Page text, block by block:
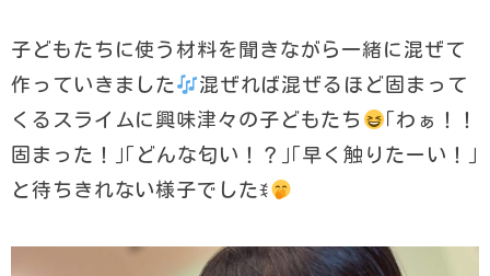
子どもたちに使う材料を聞きながら一緒に混ぜて
作っていきました
混ぜれば混ぜるほど固まって
くるスライムに興味津々の子どもたち
｢わぁ！！
固まった！｣｢どんな匂い！？｣｢早く触りたーい！｣
と待ちきれない様子でしたꉂ